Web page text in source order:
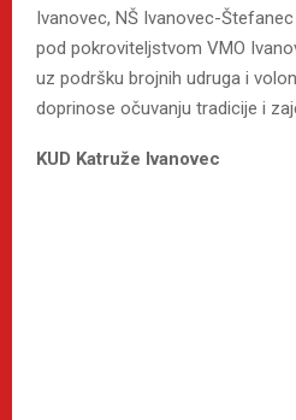
Ivanovec, NŠ Ivanovec-
pod pokroviteljstvom VMO
uz podršku brojnih udruga i
doprinose očuvanju tradicije i
KUD Katruže Ivanovec